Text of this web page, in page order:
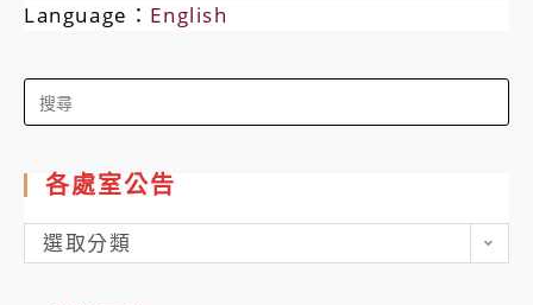
Language： English
Search
for:
各處室公告
各
處
選取分類